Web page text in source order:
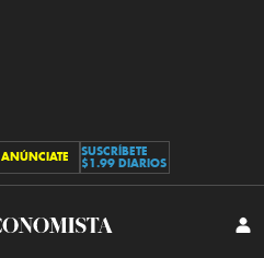
ANÚNCIATE
SUSCRÍBETE
$1.99 DIARIOS
El